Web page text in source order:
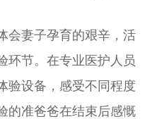
会妻子孕育的艰辛，活
环节。在专业医护人员
验设备，感受不同程度
的准爸爸在结束后感慨